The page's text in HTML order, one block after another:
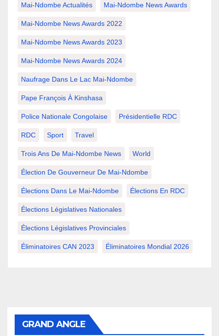
Mai-Ndombe Actualités Mai-Ndombe News Awards
Mai-Ndombe News Awards 2022
Mai-Ndombe News Awards 2023
Mai-Ndombe News Awards 2024
Naufrage Dans Le Lac Mai-Ndombe
Pape François À Kinshasa
Police Nationale Congolaise Présidentielle RDC
RDC Sport Travel
Trois Ans De Mai-Ndombe News World
Élection De Gouverneur De Mai-Ndombe
Élections Dans Le Mai-Ndombe Élections En RDC
Élections Législatives Nationales
Élections Législatives Provinciales
Éliminatoires CAN 2023 Éliminatoires Mondial 2026
GRAND ANGLE